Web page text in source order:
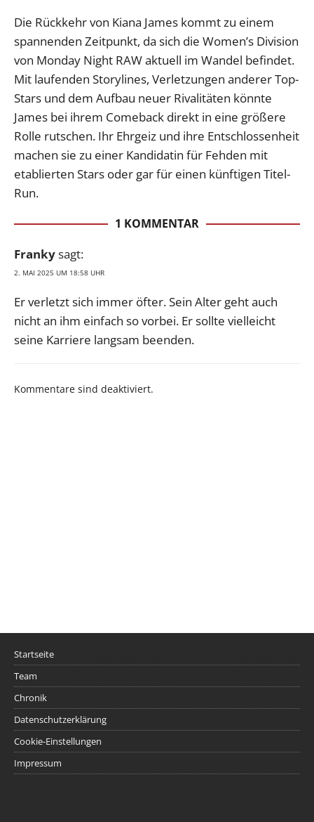
Die Rückkehr von Kiana James kommt zu einem
spannenden Zeitpunkt, da sich die Women’s Division
von Monday Night RAW aktuell im Wandel befindet.
Mit laufenden Storylines, Verletzungen anderer Top-
Stars und dem Aufbau neuer Rivalitäten könnte
James bei ihrem Comeback direkt in eine größere
Rolle rutschen. Ihr Ehrgeiz und ihre Entschlossenheit
machen sie zu einer Kandidatin für Fehden mit
etablierten Stars oder gar für einen künftigen Titel-
Run.
1 KOMMENTAR
Frankysagt:
2. MAI 2025 UM 18:58 UHR
Er verletzt sich immer öfter. Sein Alter geht auch
nicht an ihm einfach so vorbei. Er sollte vielleicht
seine Karriere langsam beenden.
Kommentare sind deaktiviert.
Startseite
Team
Chronik
Datenschutzerklärung
Cookie-Einstellungen
Impressum